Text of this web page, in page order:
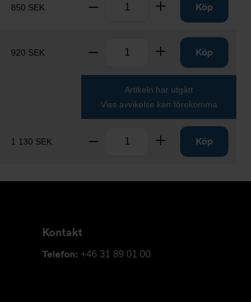
850 SEK Ta bort Lägg tillKöp
920 SEK Ta bort Lägg tillKöp
Artikeln har utgått
Viss avvikelse kan förekomma
1 130 SEK Ta bort Lägg tillKöp
Kontakt
Telefon: +46 31 89 01 00